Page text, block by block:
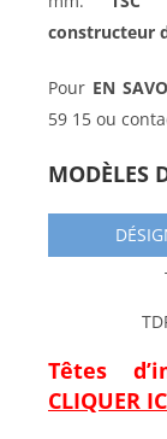
constructeur
Pour EN
59 15 ou
MODÈLES
Têtes
CLIQUER